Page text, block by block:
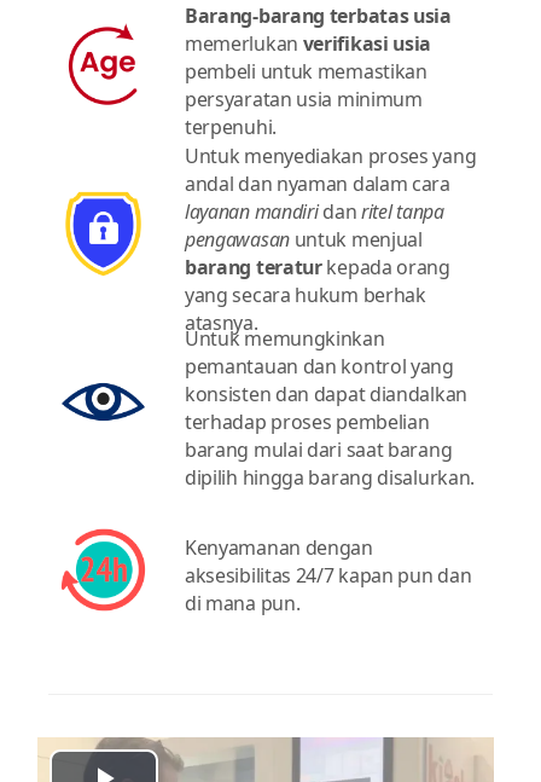
Barang-barang terbatas usia
memerlukan verifikasi usia
pembeli untuk memastikan
persyaratan usia minimum
terpenuhi.
Untuk menyediakan proses yang
andal dan nyaman dalam cara
layanan mandiridanritel tanpa
pengawasanuntuk menjual
barang teraturkepada orang
yang secara hukum berhak
atasnya.
Untuk memungkinkan
pemantauan dan kontrol yang
konsisten dan dapat diandalkan
terhadap proses pembelian
barang mulai dari saat barang
dipilih hingga barang disalurkan.
Kenyamanan dengan
aksesibilitas 24/7 kapan pun dan
di mana pun.